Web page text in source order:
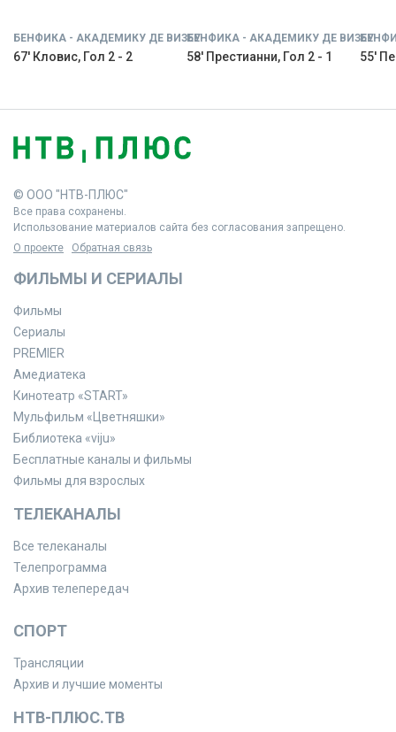
БЕНФИКА - АКАДЕМИКУ ДЕ ВИЗЕУ
67' Кловис, Гол 2 - 2
БЕНФИКА - АКАДЕМИКУ ДЕ ВИЗЕУ
58' Престианни, Гол 2 - 1 55'
© ООО "НТВ-ПЛЮС"
Все права сохранены.
Использование материалов сайта без согласования запрещено.
О проекте
Обратная связь
ФИЛЬМЫ И СЕРИАЛЫ
Фильмы
Сериалы
PREMIER
Амедиатека
Кинотеатр «START»
Мульфильм «Цветняшки»
Библиотека «viju»
Бесплатные каналы и фильмы
Фильмы для взрослых
ТЕЛЕКАНАЛЫ
Все телеканалы
Телепрограмма
Архив телепередач
СПОРТ
Трансляции
Архив и лучшие моменты
НТВ-ПЛЮС.ТВ